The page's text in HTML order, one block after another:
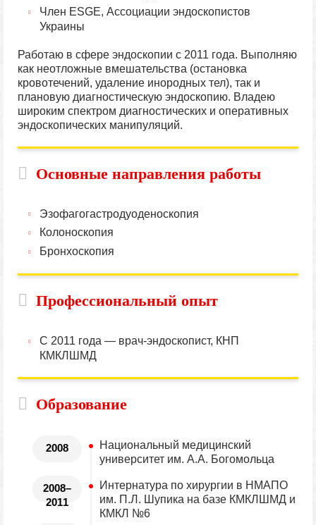
Член ESGE, Ассоциации эндоскопистов
Украины
Работаю в сфере эндоскопии с 2011 года. Выполняю
как неотложные вмешательства (остановка
кровотечений, удаление инородных тел), так и
плановую диагностическую эндоскопию. Владею
широким спектром диагностических и оперативных
эндоскопических манипуляций.
Основные направления работы
Эзофагогастродуоденоскопия
Колоноскопия
Бронхоскопия
Профессиональный опыт
С 2011 года — врач-эндоскопист, КНП
КМКЛШМД
Образование
2008
Национальный медицинский
университет им. А.А. Богомольца
2008–
2011
Интернатура по хирургии в НМАПО
им. П.Л. Шупика на базе КМКЛШМД и
КМКЛ №6